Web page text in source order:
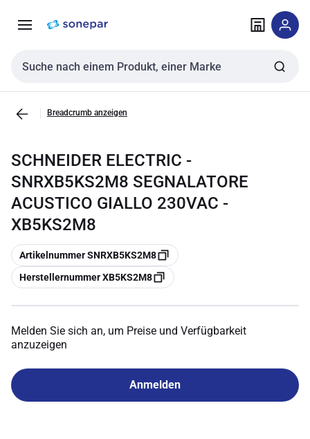
NavigationInhalt
Sucheingabe
Breadcrumb anzeigen
SCHNEIDER ELECTRIC -
SNRXB5KS2M8 SEGNALATORE
ACUSTICO GIALLO 230VAC -
XB5KS2M8
Kopieren
Artikelnummer SNRXB5KS2M8
Kopieren
Herstellernummer XB5KS2M8
Melden Sie sich an, um Preise und Verfügbarkeit
anzuzeigen
Anmelden